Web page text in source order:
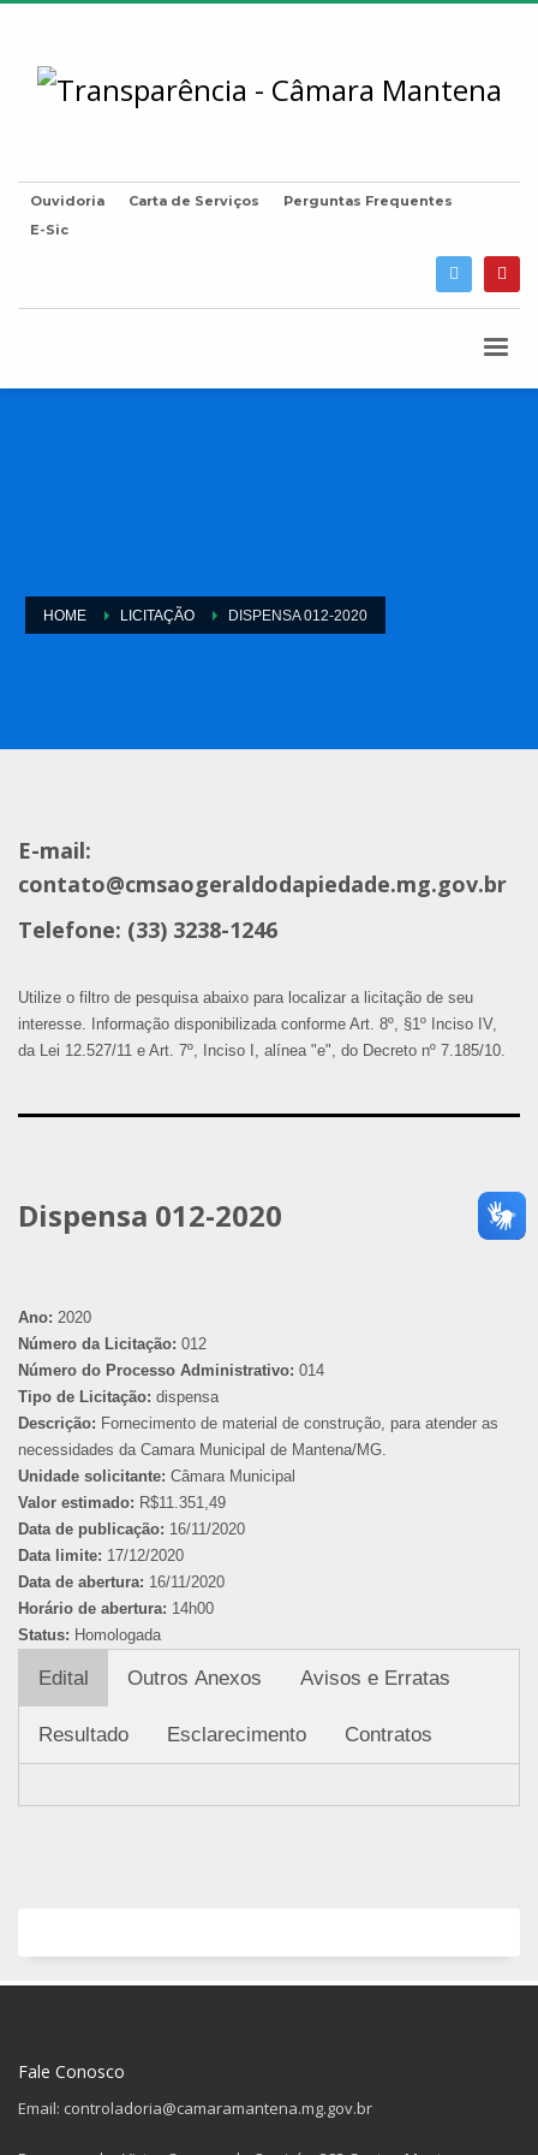
Ouvidoria Carta de Serviços
Perguntas Frequentes
E-Sic
HOME LICITAÇÃO DISPENSA 012-2020
E-mail:
contato@cmsaogeraldodapiedade.mg.gov.br
Telefone: (33) 3238-1246
Utilize o filtro de pesquisa abaixo para localizar a licitação de seu
interesse. Informação disponibilizada conforme Art. 8º, §1º Inciso IV,
da Lei 12.527/11 e Art. 7º, Inciso I, alínea "e", do Decreto nº 7.185/10.
Dispensa 012-2020
Ano: 2020
Número da Licitação: 012
Número do Processo Administrativo: 014
Tipo de Licitação: dispensa
Descrição: Fornecimento de material de construção, para atender as
necessidades da Camara Municipal de Mantena/MG.
Unidade solicitante: Câmara Municipal
Valor estimado: R$11.351,49
Data de publicação: 16/11/2020
Data limite: 17/12/2020
Data de abertura: 16/11/2020
Horário de abertura: 14h00
Status: Homologada
Edital Outros Anexos Avisos e Erratas
Resultado Esclarecimento Contratos
Fale Conosco
Email: controladoria@camaramantena.mg.gov.br